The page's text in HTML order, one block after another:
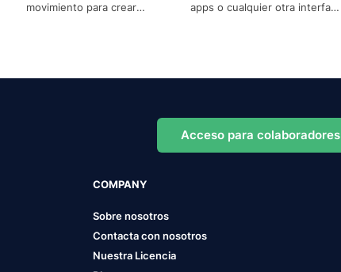
movimiento para crear
apps o cualquier otra interfaz
Acceso para colaboradores
COMPANY
Sobre nosotros
Contacta con nosotros
Nuestra Licencia